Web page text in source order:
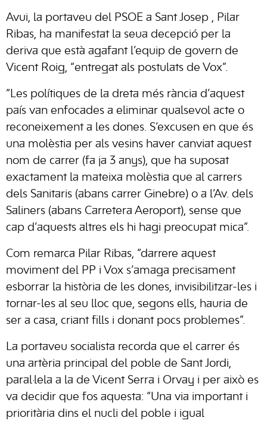
Avui, la portaveu del PSOE a Sant Josep , Pilar
Ribas, ha manifestat la seua decepció per la
deriva que està agafant l’equip de govern de
Vicent Roig, “entregat als postulats de Vox”.
“Les polítiques de la dreta més rància d’aquest
país van enfocades a eliminar qualsevol acte o
reconeixement a les dones. S’excusen en que és
una molèstia per als vesins haver canviat aquest
nom de carrer (fa ja 3 anys), que ha suposat
exactament la mateixa molèstia que al carrers
dels Sanitaris (abans carrer Ginebre) o a l’Av. dels
Saliners (abans Carretera Aeroport), sense que
cap d’aquests altres els hi hagi preocupat mica”.
Com remarca Pilar Ribas, “darrere aquest
moviment del PP i Vox s’amaga precisament
esborrar la història de les dones, invisibilitzar-les i
tornar-les al seu lloc que, segons ells, hauria de
ser a casa, criant fills i donant pocs problemes”.
La portaveu socialista recorda que el carrer és
una artèria principal del poble de Sant Jordi,
paral·lela a la de Vicent Serra i Orvay i per això es
va decidir que fos aquesta: “Una via important i
prioritària dins el nucli del poble i igual